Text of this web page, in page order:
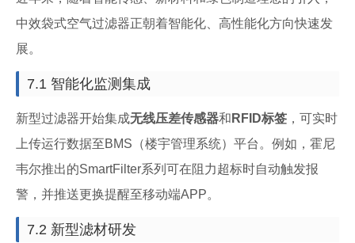
中效袋式空气过滤器正朝着智能化、高性能化方向快速发
展。
7.1 智能化监测集成
新型过滤器开始集成无线压差传感器和 RFID标签 ，可实时
上传运行数据至BMS（楼宇管理系统）平台。例如，霍尼
韦尔推出的SmartFilter系列可在阻力超标时自动触发报
警，并推送更换提醒至移动端APP。
7.2 新型滤材研发